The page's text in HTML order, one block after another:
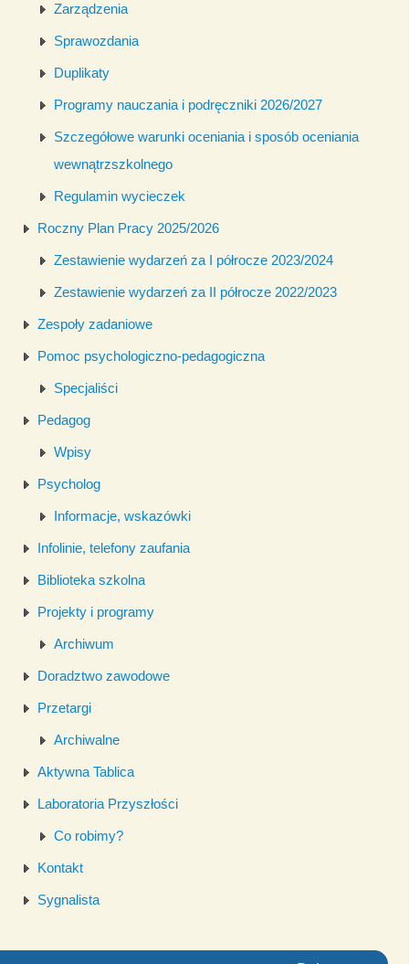
Zarządzenia
Sprawozdania
Duplikaty
Programy nauczania i podręczniki 2026/2027
Szczegółowe warunki oceniania i sposób oceniania
wewnątrzszkolnego
Regulamin wycieczek
Roczny Plan Pracy 2025/2026
Zestawienie wydarzeń za I półrocze 2023/2024
Zestawienie wydarzeń za II półrocze 2022/2023
Zespoły zadaniowe
Pomoc psychologiczno-pedagogiczna
Specjaliści
Pedagog
Wpisy
Psycholog
Informacje, wskazówki
Infolinie, telefony zaufania
Biblioteka szkolna
Projekty i programy
Archiwum
Doradztwo zawodowe
Przetargi
Archiwalne
Aktywna Tablica
Laboratoria Przyszłości
Co robimy?
Kontakt
Sygnalista